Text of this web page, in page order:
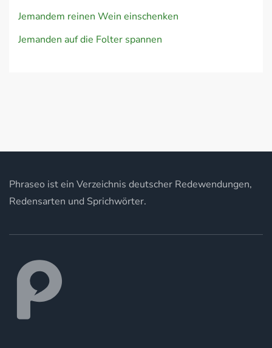
Jemandem reinen Wein einschenken
Jemanden auf die Folter spannen
Phraseo ist ein Verzeichnis deutscher Redewendungen,
Redensarten und Sprichwörter.